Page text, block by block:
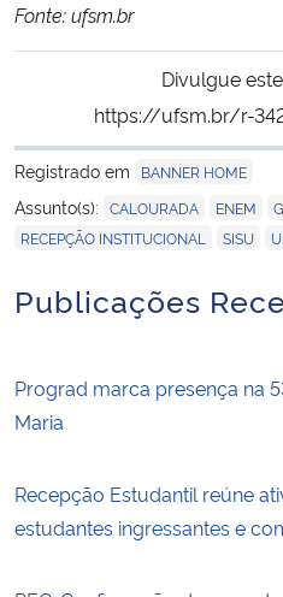
Fonte: ufsm.br
Divulgue
https://ufsm.br/r-
Registrado em
BANNER HOME
Assunto(s): CALOURADA ENEM
RECEPÇÃO INSTITUCIONAL SISU
Publicações
Prograd marca presença na
Maria
Recepção Estudantil reúne
estudantes ingressantes e